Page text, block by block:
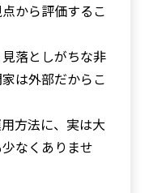
から評価するこ
落としがちな非
は外部だからこ
方法に、実は大
なくありませ